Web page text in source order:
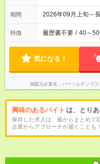
期間 2026年09月上旬～
特徴 履歴書不要 / 40～
気になる！
掲載元企業名 パーソルテンプ
興味のあるバイト は、とり
保存した求人は、後からまとめて
企業からアプローチが届くことも！